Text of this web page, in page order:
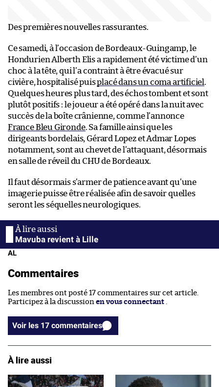
Des premières nouvelles rassurantes.
Ce samedi, à l’occasion de Bordeaux-Guingamp, le
Hondurien Alberth Elis a rapidement été victime d’un
choc à la tête, qui l’a contraint à être évacué sur
civière, hospitalisé puisplacé dans un coma artificiel.
Quelques heures plus tard, des échos tombent et sont
plutôt positifs : le joueur a été opéré dans la nuit avec
succès de la boîte crânienne, comme l’annonce
France Bleu Gironde. Sa famille ainsi que les
dirigeants bordelais, Gérard Lopez et Admar Lopes
notamment, sont au chevet de l’attaquant, désormais
en salle de réveil du CHU de Bordeaux.
Il faut désormais s’armer de patience avant qu’une
imagerie puisse être réalisée afin de savoir quelles
seront les séquelles neurologiques.
Mavuba revient à Lille
AL
Commentaires
Les membres ont posté 17 commentaires sur cet article.
Participez à la discussion en vous connectant
Voir les 17 commentaires
À lire aussi